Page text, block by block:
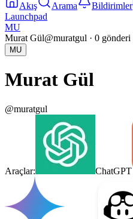
Akış Arama Bildirimler
Launchpad
MU
Murat Gül@muratgul · 0 gönderi
MU
Murat Gül
@muratgul
Araçlar: ChatGPT